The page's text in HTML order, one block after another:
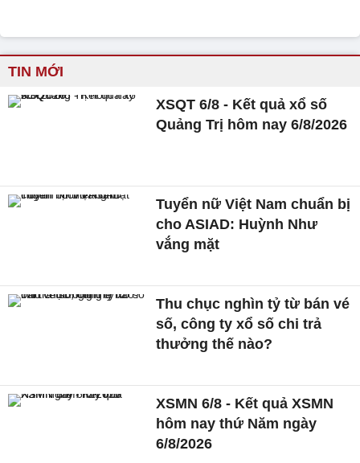
TIN MỚI
XSQT 6/8 - Kết quả xổ số
Quảng Trị hôm nay 6/8/2026
Tuyển nữ Việt Nam chuẩn bị
cho ASIAD: Huỳnh Như
vắng mặt
Thu chục nghìn tỷ từ bán vé
số, công ty xổ số chi trả
thưởng thế nào?
XSMN 6/8 - Kết quả XSMN
hôm nay thứ Năm ngày
6/8/2026